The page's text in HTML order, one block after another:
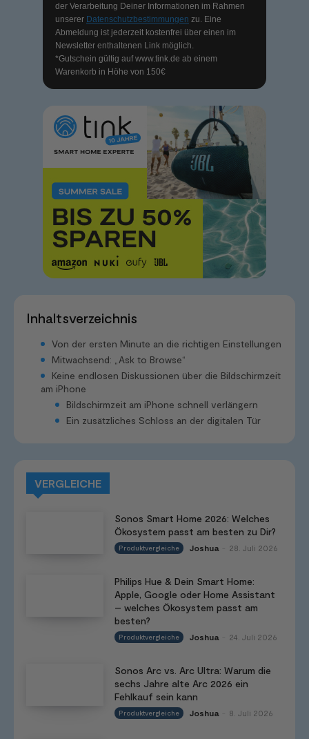
der Verarbeitung Deiner Informationen im Rahmen
unserer Datenschutzbestimmungen zu. Eine
Abmeldung ist jederzeit kostenfrei über einen im
Newsletter enthaltenen Link möglich.
*Gutschein gültig aufwww.tink.de ab einem
Warenkorb in Höhe von 150€
Inhaltsverzeichnis
Von der ersten Minute an die richtigen Einstellungen
Mitwachsend: „Ask to Browse“
Keine endlosen Diskussionen über die Bildschirmzeit
am iPhone
Bildschirmzeit am iPhone schnell verlängern
Ein zusätzliches Schloss an der digitalen Tür
VERGLEICHE
Sonos Smart Home 2026: Welches
Ökosystem passt am besten zu Dir?
Produktvergleiche Joshua 28. Juli 2026
Philips Hue & Dein Smart Home:
Apple, Google oder Home Assistant
– welches Ökosystem passt am
besten?
Produktvergleiche Joshua 24. Juli 2026
Sonos Arc vs. Arc Ultra: Warum die
sechs Jahre alte Arc 2026 ein
Fehlkauf sein kann
Produktvergleiche Joshua 8. Juli 2026